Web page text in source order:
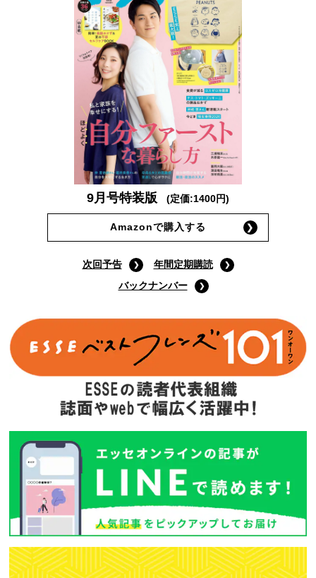
9月号特装版 (定価:1400円)
Amazonで購入する
次回予告
年間定期購読
バックナンバー